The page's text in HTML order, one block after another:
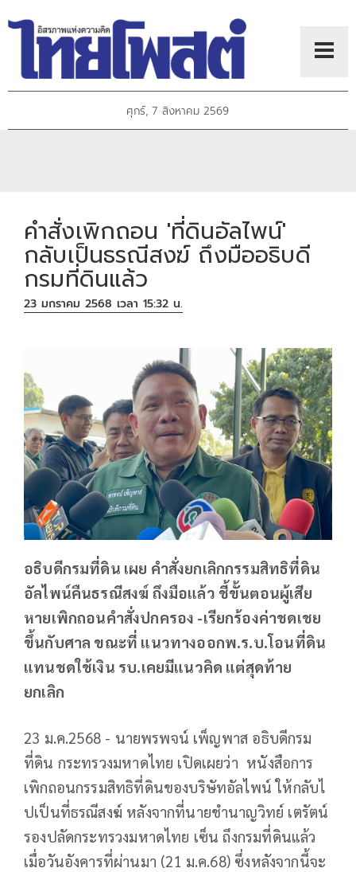
ศุกร์, 7 สิงหาคม 2569
คำสั่งเพิกถอน 'ที่ดินอัลไพน์'
กลับเป็นธรณีสงฆ์ ถึงมืออธิบดี
กรมที่ดินแล้ว
23 มกราคม 2568 เวลา 15:32 น.
อธิบดีกรมที่ดิน เผย คำสั่งยกเลิกกรรมสิทธิ​ที่ดิน
อัลไพน์​คืนธรณีสงฆ์​ ถึงมือแล้ว​ ชี้ขั้นตอนผู้เสีย
หายเพิกถอนคำสั่งปกครอง -เรียกร้องค่าชดเชย
ขึ้นกับศาล ขณะที่ แนวทางออกพ.ร.บ.โอนที่ดิน
แทนชดใช้เงิน รบ.เคยมีแนวคิด แต่สุดท้าย
ยกเลิก
23 ม.ค.2568 - นายพรพจน์​ เพ็ญ​พาส​ อธิบดี​กรม
ที่ดิน​ กระทรวงมหาดไทย เปิดเผยว่า ​ หนังสือการ
เพิกถอนกรรมสิทธิที่ดินของบริษั​ทอัลไพน์​ ให้กลับไ​
ปเป็นที่ธรณีสงฆ์​ หลังจากที่นายชำนาญ​วิทย์​ เต​รัตน์​
รอง​ปลัด​กระทรวง​มหาดไทย​ เซ็น​ ถึงกรมที่ดินแล้ว
เมื่อวันอังคารที่ผ่านมา​ (21 ม.ค.68)​ ซึ่งหลังจากนี้จะ